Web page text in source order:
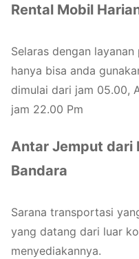
Rental Mobil
Selaras dengan
hanya bisa anda
dimulai dari jam 05.00,
jam 22.00 Pm
Antar Jemput dari
Bandara
Sarana transportasi
yang datang dari luar
menyediakannya.